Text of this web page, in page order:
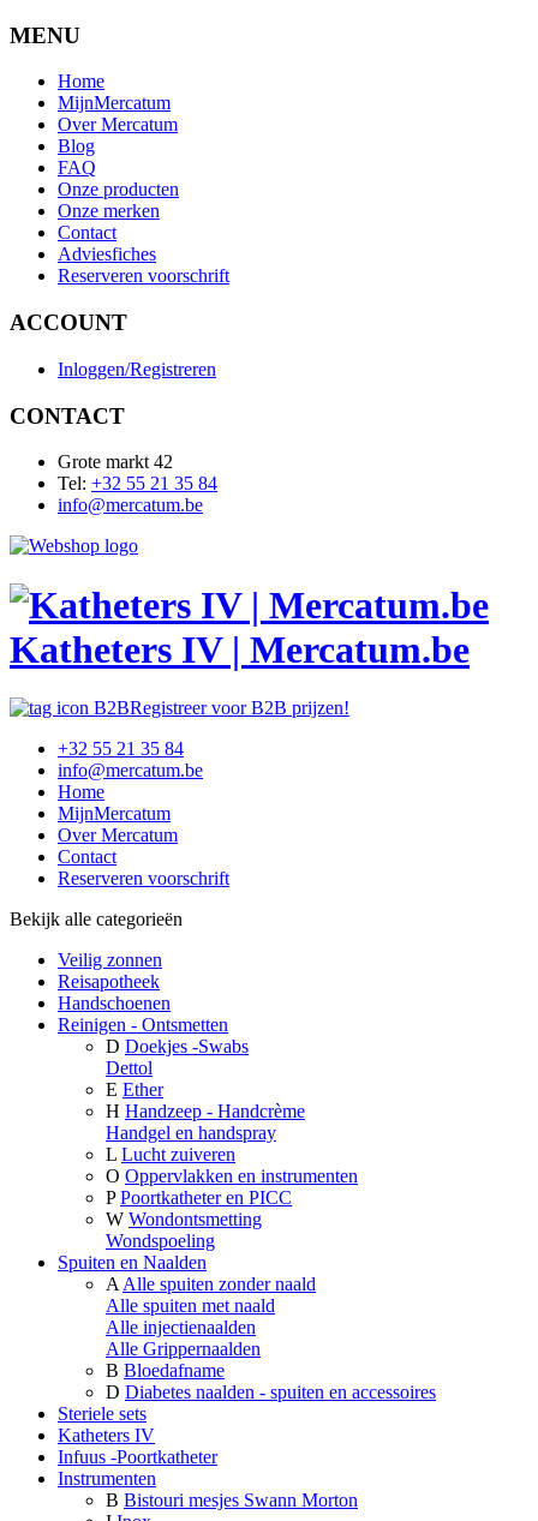
MENU
Home
MijnMercatum
Over Mercatum
Blog
FAQ
Onze producten
Onze merken
Contact
Adviesfiches
Reserveren voorschrift
ACCOUNT
Inloggen/Registreren
CONTACT
Grote markt 42
Tel: +32 55 21 35 84
info@mercatum.be
Katheters IV | Mercatum.be
Registreer voor B2B prijzen!
+32 55 21 35 84
info@mercatum.be
Home
MijnMercatum
Over Mercatum
Contact
Reserveren voorschrift
Bekijk alle categorieën
Veilig zonnen
Reisapotheek
Handschoenen
Reinigen - Ontsmetten
D Doekjes -Swabs
Dettol
E Ether
H Handzeep - Handcrème
Handgel en handspray
L Lucht zuiveren
O Oppervlakken en instrumenten
P Poortkatheter en PICC
W Wondontsmetting
Wondspoeling
Spuiten en Naalden
A Alle spuiten zonder naald
Alle spuiten met naald
Alle injectienaalden
Alle Grippernaalden
B Bloedafname
D Diabetes naalden - spuiten en accessoires
Steriele sets
Katheters IV
Infuus -Poortkatheter
Instrumenten
B Bistouri mesjes Swann Morton